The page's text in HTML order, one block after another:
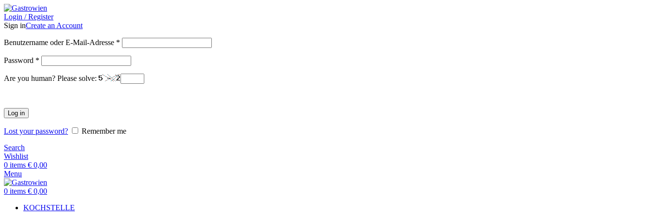
Login / Register
Sign inCreate an Account
Benutzername oder E-Mail-Adresse *
Password *
Are you human? Please solve:
Log in
Lost your password?
Remember me
Search
Wishlist
0 items € 0,00
Menu
0 items € 0,00
KOCHSTELLE